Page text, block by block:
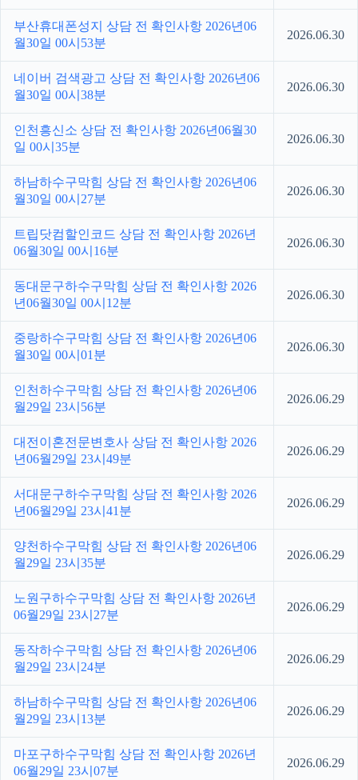
부산휴대폰성지 상담 전 확인사항 2026년06
월30일 00시53분
2026.06.30
네이버 검색광고 상담 전 확인사항 2026년06
월30일 00시38분
2026.06.30
인천흥신소 상담 전 확인사항 2026년06월30
일 00시35분
2026.06.30
하남하수구막힘 상담 전 확인사항 2026년06
월30일 00시27분
2026.06.30
트립닷컴할인코드 상담 전 확인사항 2026년
06월30일 00시16분
2026.06.30
동대문구하수구막힘 상담 전 확인사항 2026
년06월30일 00시12분
2026.06.30
중랑하수구막힘 상담 전 확인사항 2026년06
월30일 00시01분
2026.06.30
인천하수구막힘 상담 전 확인사항 2026년06
월29일 23시56분
2026.06.29
대전이혼전문변호사 상담 전 확인사항 2026
년06월29일 23시49분
2026.06.29
서대문구하수구막힘 상담 전 확인사항 2026
년06월29일 23시41분
2026.06.29
양천하수구막힘 상담 전 확인사항 2026년06
월29일 23시35분
2026.06.29
노원구하수구막힘 상담 전 확인사항 2026년
06월29일 23시27분
2026.06.29
동작하수구막힘 상담 전 확인사항 2026년06
월29일 23시24분
2026.06.29
하남하수구막힘 상담 전 확인사항 2026년06
월29일 23시13분
2026.06.29
마포구하수구막힘 상담 전 확인사항 2026년
06월29일 23시07분
2026.06.29